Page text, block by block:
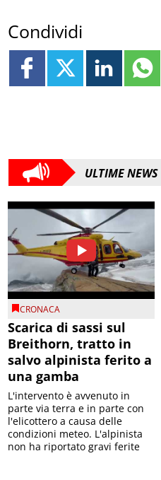
Condividi
ULTIME NEWS
CRONACA
Scarica di sassi sul
Breithorn, tratto in
salvo alpinista ferito a
una gamba
L'intervento è avvenuto in
parte via terra e in parte con
l'elicottero a causa delle
condizioni meteo. L'alpinista
non ha riportato gravi ferite